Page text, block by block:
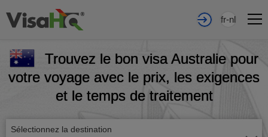
fr-nl
Trouvez le bon visa Australie pour
votre voyage avec le prix, les exigences
et le temps de traitement
Sélectionnez la destination